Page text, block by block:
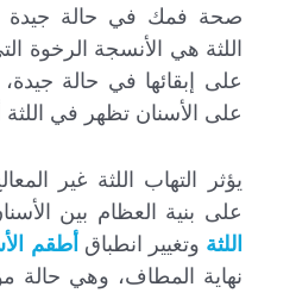
صحة فمك في حالة جيدة
اللثة هي الأنسجة الرخوة
على إبقائها في حالة
على الأسنان تظهر في اللثة
يؤثر التهاب اللثة غير
على بنية العظام بين
اللثة وتغيير انطباق أطقم
نهاية المطاف، وهي حالة